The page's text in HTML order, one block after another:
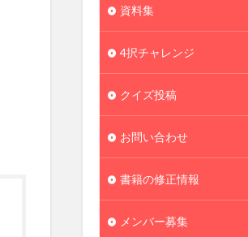
資料集
4択チャレンジ
クイズ投稿
お問い合わせ
書籍の修正情報
メンバー募集